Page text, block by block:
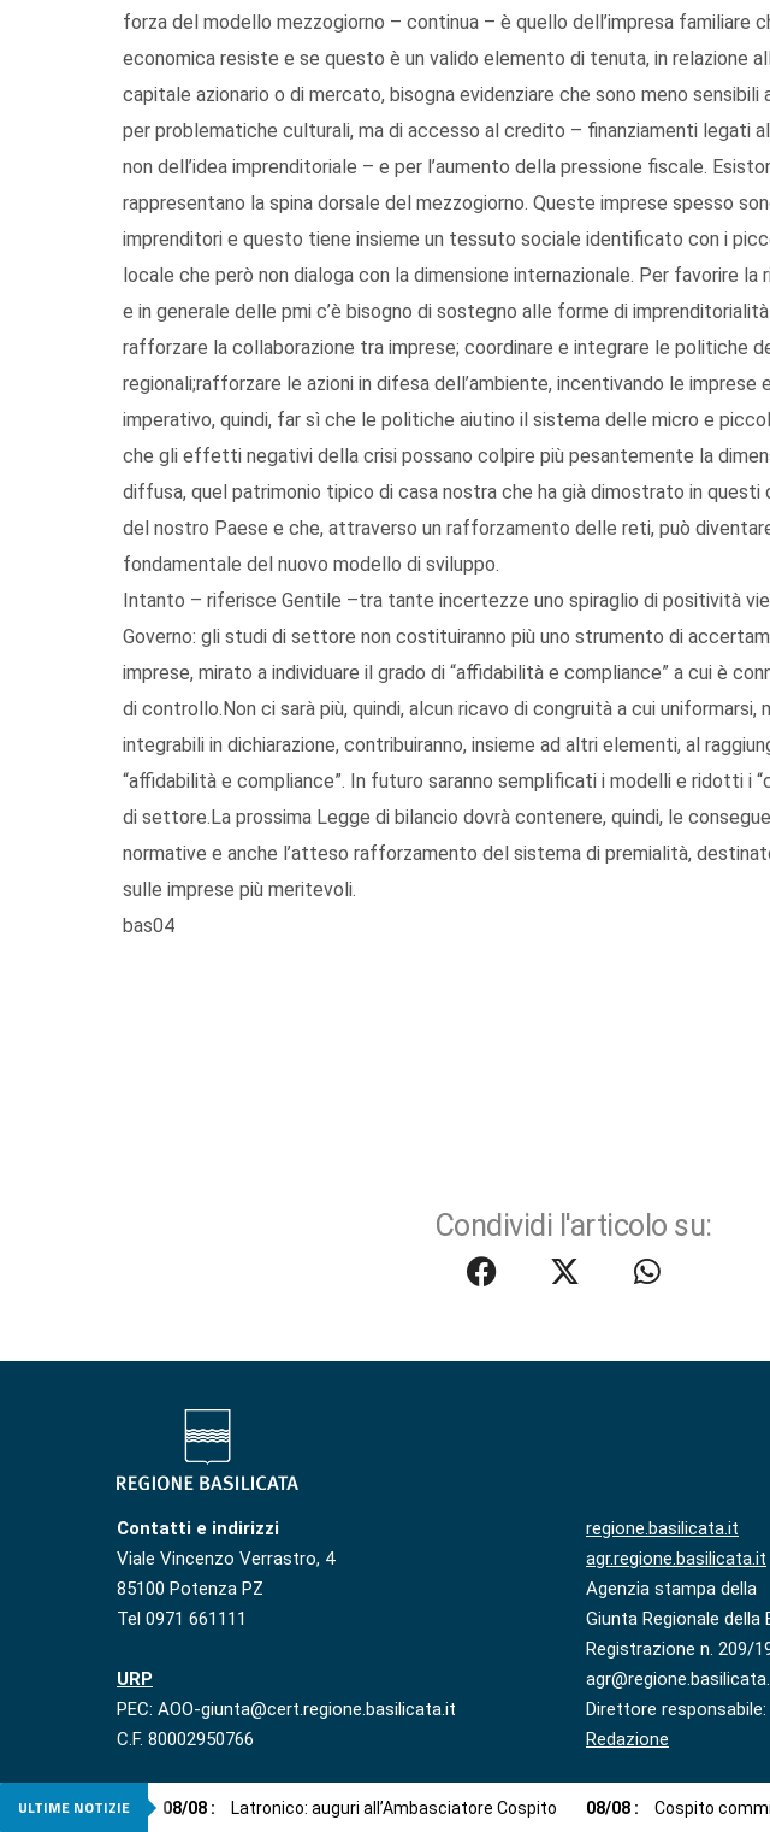
forza del modello mezzogiorno – continua – è quello dell’impresa familiare
economica resiste e se questo è un valido elemento di tenuta, in relazione
capitale azionario o di mercato, bisogna evidenziare che sono meno sensibili
per problematiche culturali, ma di accesso al credito – finanziamenti legati
non dell’idea imprenditoriale – e per l’aumento della pressione fiscale.
rappresentano la spina dorsale del mezzogiorno. Queste imprese spesso
imprenditori e questo tiene insieme un tessuto sociale identificato con i
locale che però non dialoga con la dimensione internazionale. Per favorire la
e in generale delle pmi c’è bisogno di sostegno alle forme di
rafforzare la collaborazione tra imprese; coordinare e integrare le politiche
regionali;rafforzare le azioni in difesa dell’ambiente, incentivando le imprese
imperativo, quindi, far sì che le politiche aiutino il sistema delle micro e
che gli effetti negativi della crisi possano colpire più pesantemente la
diffusa, quel patrimonio tipico di casa nostra che ha già dimostrato in questi
del nostro Paese e che, attraverso un rafforzamento delle reti, può
fondamentale del nuovo modello di sviluppo.
Intanto – riferisce Gentile –tra tante incertezze uno spiraglio di positività
Governo: gli studi di settore non costituiranno più uno strumento di
imprese, mirato a individuare il grado di “affidabilità e compliance” a cui è
di controllo.Non ci sarà più, quindi, alcun ricavo di congruità a cui uniformarsi,
integrabili in dichiarazione, contribuiranno, insieme ad altri elementi, al
“affidabilità e compliance”. In futuro saranno semplificati i modelli e ridotti i
di settore.La prossima Legge di bilancio dovrà contenere, quindi, le
normative e anche l’atteso rafforzamento del sistema di premialità,
sulle imprese più meritevoli.
bas04
Condividi l'articolo su:
Contatti e indirizzi
Viale Vincenzo Verrastro, 4
85100 Potenza PZ
Tel 0971 661111
URP
PEC: AOO-giunta@cert.regione.basilicata.it
C.F. 80002950766
regione.basilicata.it
agr.regione.basilicata.it
Agenzia stampa della
Giunta Regionale della
Registrazione n. 209/
Direttore responsabile:
Redazione
ULTIME NOTIZIE 08/08 : Latronico: auguri all’Ambasciatore Cospito 08/08 : Cospito